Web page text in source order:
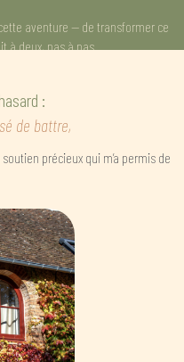
aventure — de transformer ce
à deux, pas à pas.
:
de battre,
soutien précieux qui m’a permis de